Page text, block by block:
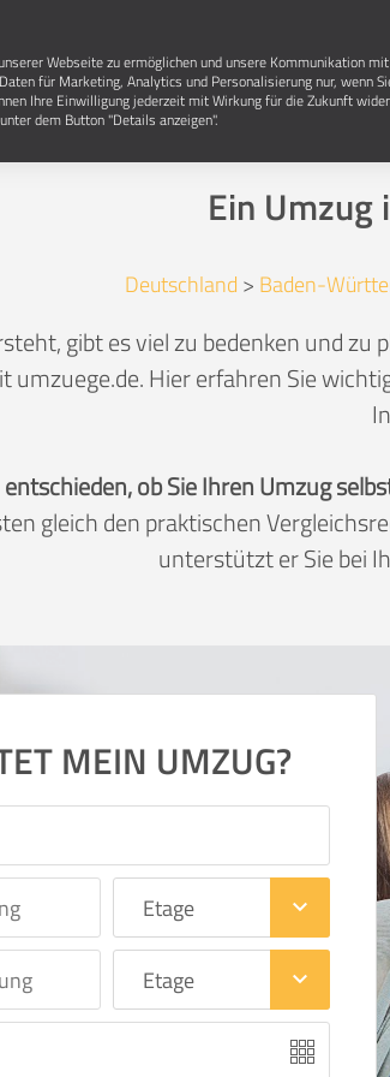
Umzug in
Ein Umzug
Deutschland > Baden-
gibt es viel zu bedenken und
umzuege.de. Hier erfahren Sie
ob Sie Ihren Umzug
gleich den praktischen
unterstützt er Sie bei
MEIN UMZUG?
keyboard_arrow_down
keyboard_arrow_down
Webseite zu ermöglichen und unsere Kommunikation
für Marketing, Analytics und Personalisierung nur, wenn
Ihre Einwilligung jederzeit mit Wirkung für die Zukunft
dem Button "Details anzeigen".